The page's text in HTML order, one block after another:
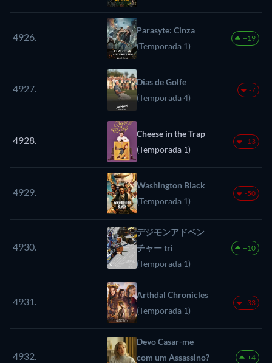
4926.
Parasyte: Cinza
(Temporada 1)
+19
4927.
Dias de Golfe
(Temporada 4)
-7
4928.
Cheese in the Trap
(Temporada 1)
-13
4929.
Washington Black
(Temporada 1)
-50
4930.
デジモンアドベン
チャー tri
(Temporada 1)
+10
4931.
Arthdal Chronicles
(Temporada 1)
-33
4932.
Devo Casar-me
com um Assassino?
+4